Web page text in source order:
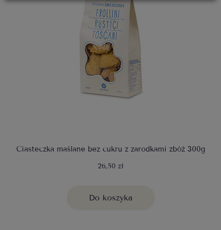
Ciasteczka maślane bez cukru z zarodkami zbóż 300g
26,50 zł
Do koszyka